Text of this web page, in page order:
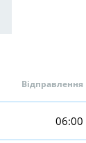
Відправлення
06:00